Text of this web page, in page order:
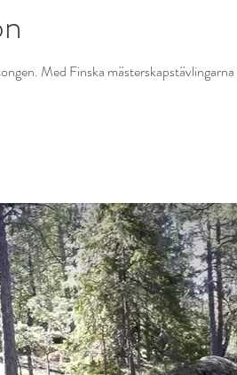
Med Finska